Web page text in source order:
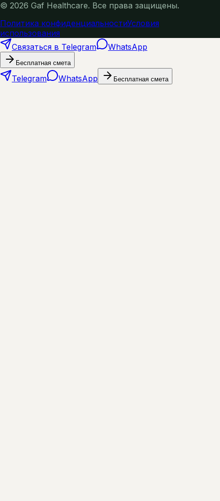
© 2026 Gaf Healthcare. Все права защищены.
Политика конфиденциальностиУсловия
использования
Связаться в Telegram
WhatsApp
Бесплатная смета
Telegram WhatsApp Бесплатная смета